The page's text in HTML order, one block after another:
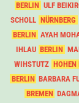
BERLIN ULF
SCHOLL NÜRNBERG
BERLIN AYAH
IHLAU BERLIN
WIHSTUTZ HOHEN
BERLIN BARBARA
BREMEN